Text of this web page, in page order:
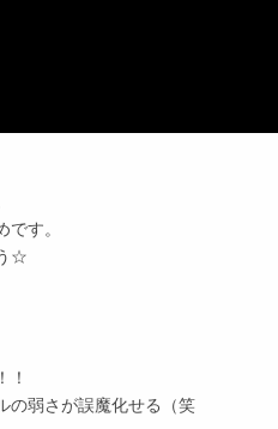
す。
☆
！
の弱さが誤魔化せる（笑